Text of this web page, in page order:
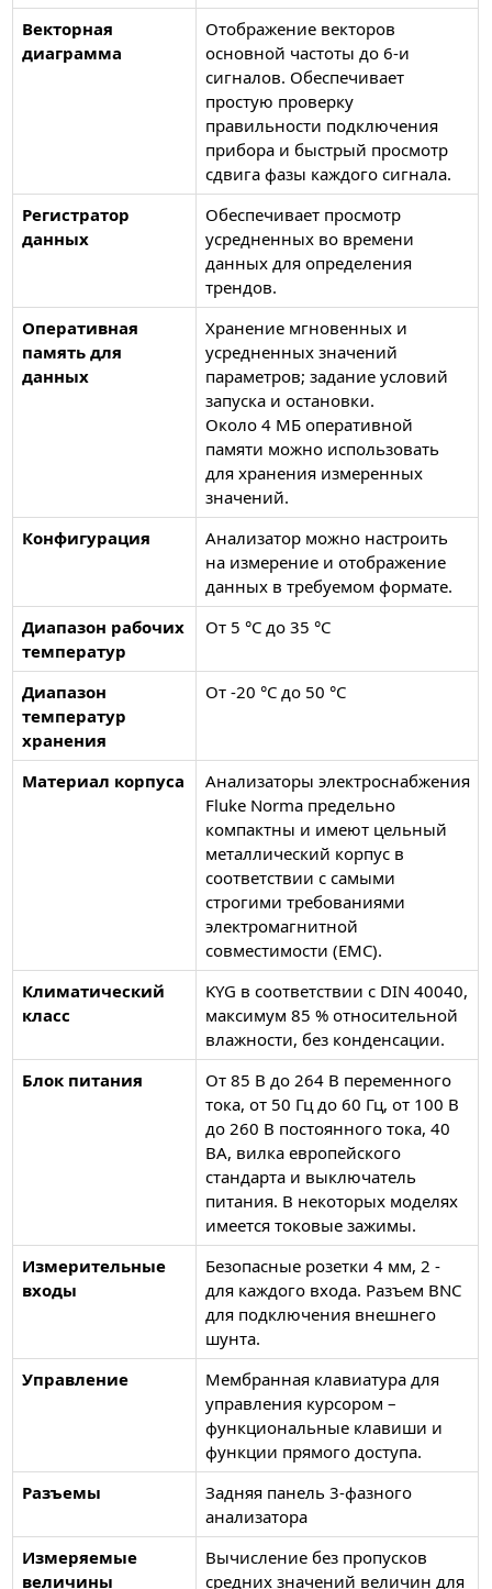
Векторная
диаграмма
Отображение векторов
основной частоты до 6-и
сигналов. Обеспечивает
простую проверку
правильности подключения
прибора и быстрый просмотр
сдвига фазы каждого сигнала.
Регистратор
данных
Обеспечивает просмотр
усредненных во времени
данных для определения
трендов.
Оперативная
память для
данных
Хранение мгновенных и
усредненных значений
параметров; задание условий
запуска и остановки.
Около 4 МБ оперативной
памяти можно использовать
для хранения измеренных
значений.
Конфигурация
Анализатор можно настроить
на измерение и отображение
данных в требуемом формате.
Диапазон рабочих
температур
От 5 °C до 35 °C
Диапазон
температур
хранения
От -20 °C до 50 °C
Материал корпуса
Анализаторы электроснабжения
Fluke Norma предельно
компактны и имеют цельный
металлический корпус в
соответствии с самыми
строгими требованиями
электромагнитной
совместимости (EMC).
Климатический
класс
KYG в соответствии с DIN 40040,
максимум 85 % относительной
влажности, без конденсации.
Блок питания
От 85 В до 264 В переменного
тока, от 50 Гц до 60 Гц, от 100 В
до 260 В постоянного тока, 40
ВА, вилка европейского
стандарта и выключатель
питания. В некоторых моделях
имеется токовые зажимы.
Измерительные
входы
Безопасные розетки 4 мм, 2 -
для каждого входа. Разъем BNC
для подключения внешнего
шунта.
Управление
Мембранная клавиатура для
управления курсором –
функциональные клавиши и
функции прямого доступа.
Разъемы
Задняя панель 3-фазного
анализатора
Измеряемые
величины
Вычисление без пропусков
средних значений величин для